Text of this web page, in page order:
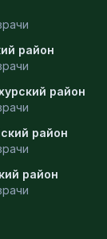
район
район
район
район